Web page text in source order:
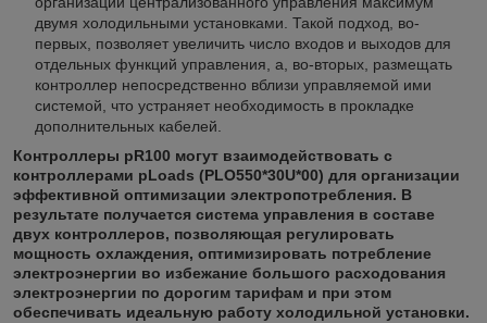
двумя холодильными установками. Такой подход, во-
первых, позволяет увеличить число входов и выходов для
отдельных функций управления, а, во-вторых, размещать
контроллер непосредственно вблизи управляемой ими
системой, что устраняет необходимость в прокладке
дополнительных кабелей.
Контроллеры pR100 могут взаимодействовать с
контроллерами pLoads (PLO550*30U*00) для организации
эффективной оптимизации электропотребления. В
результате получается система управления в составе
двух контроллеров, позволяющая регулировать
мощность охлаждения, оптимизировать потребление
электроэнергии во избежание большого расходования
электроэнергии по дорогим тарифам и при этом
обеспечивать идеальную работу холодильной установки.